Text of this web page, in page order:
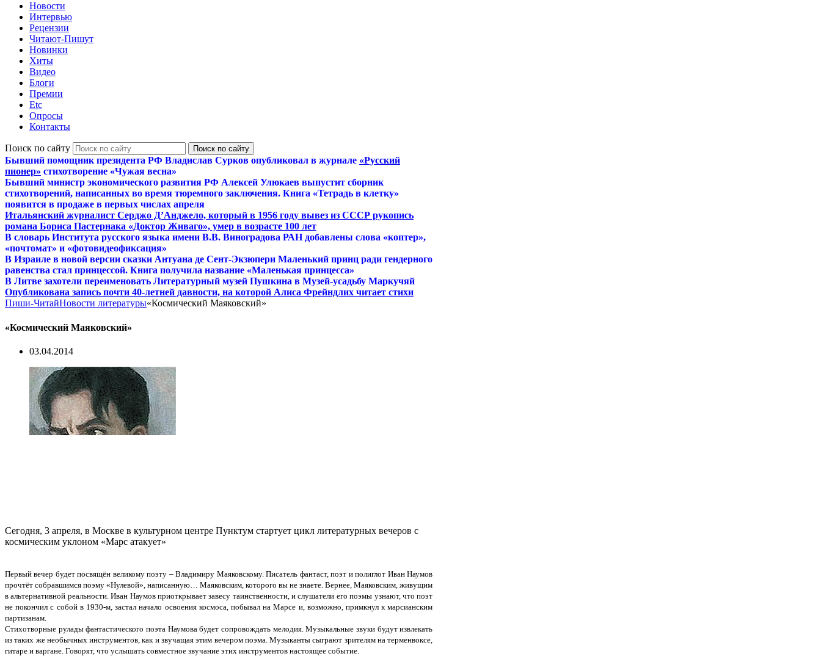
Новости
Интервью
Рецензии
Читают-Пишут
Новинки
Хиты
Видео
Блоги
Премии
Etc
Опросы
Контакты
Поиск по сайту
Бывший помощник президента РФ Владислав Сурков опубликовал в журнале «Русский
пионер» стихотворение «Чужая весна»
Бывший министр экономического развития РФ Алексей Улюкаев выпустит сборник
стихотворений, написанных во время тюремного заключения. Книга «Тетрадь в клетку»
появится в продаже в первых числах апреля
Итальянский журналист Серджо Д’Анджело, который в 1956 году вывез из СССР рукопись
романа Бориса Пастернака «Доктор Живаго», умер в возрасте 100 лет
В словарь Института русского языка имени В.В. Виноградова РАН добавлены слова «коптер»,
«почтомат» и «фотовидеофиксация»
В Израиле в новой версии сказки Антуана де Сент-Экзюпери Маленький принц ради гендерного
равенства стал принцессой. Книга получила название «Маленькая принцесса»
В Литве захотели переименовать Литературный музей Пушкина в Музей-усадьбу Маркучяй
Опубликована запись почти 40-летней давности, на которой Алиса Фрейндлих читает стихи
Пиши-ЧитайНовости литературы«Космический Маяковский»
«Космический Маяковский»
03.04.2014
Сегодня, 3 апреля, в Москве в культурном центре Пунктум стартует цикл литературных вечеров с
космическим уклоном «Марс атакует»
Первый вечер будет посвящён великому поэту – Владимиру Маяковскому. Писатель фантаст, поэт и полиглот Иван Наумов
прочтёт собравшимся поэму «Нулевой», написанную… Маяковским, которого вы не знаете. Вернее, Маяковским, живущим
в альтернативной реальности. Иван Наумов приоткрывает завесу таинственности, и слушатели его поэмы узнают, что поэт
не покончил с собой в 1930-м, застал начало освоения космоса, побывал на Марсе и, возможно, примкнул к марсианским
партизанам.
Стихотворные рулады фантастического поэта Наумова будет сопровождать мелодия. Музыкальные звуки будут извлекать
из таких же необычных инструментов, как и звучащая этим вечером поэма. Музыканты сыграют зрителям на терменвоксе,
гитаре и варгане. Говорят, что услышать совместное звучание этих инструментов настоящее событие.